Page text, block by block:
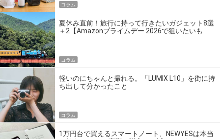
コラム
夏休み直前！旅行に持って行きたいガジェット8選
＋2【Amazonプライムデー 2026で狙いたいも
コラム
軽いのにちゃんと撮れる。「LUMIX L10」を街に持
ち出して分かったこと
コラム
1万円台で買えるスマートノート、NEWYESは本当